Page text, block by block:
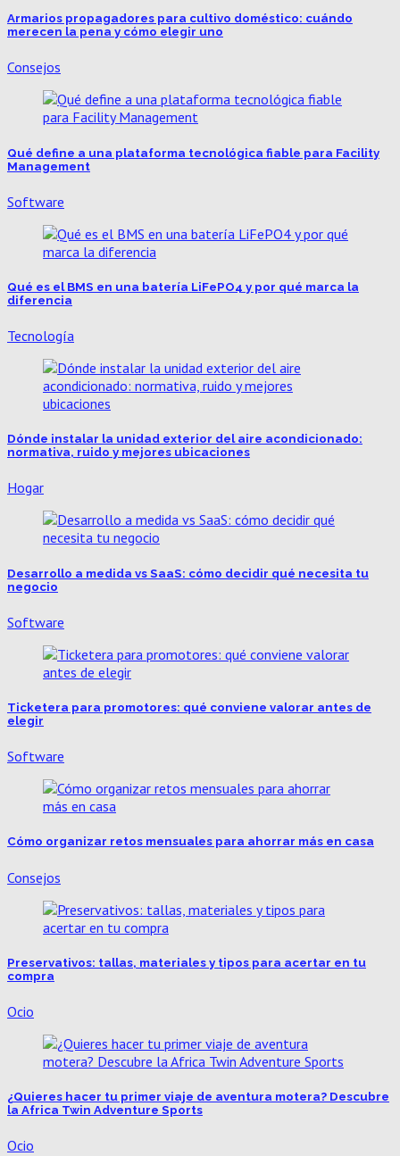
Armarios propagadores para cultivo doméstico: cuándo
merecen la pena y cómo elegir uno
Consejos
Qué define a una plataforma tecnológica fiable para Facility
Management
Software
Qué es el BMS en una batería LiFePO4 y por qué marca la
diferencia
Tecnología
Dónde instalar la unidad exterior del aire acondicionado:
normativa, ruido y mejores ubicaciones
Hogar
Desarrollo a medida vs SaaS: cómo decidir qué necesita tu
negocio
Software
Ticketera para promotores: qué conviene valorar antes de
elegir
Software
Cómo organizar retos mensuales para ahorrar más en casa
Consejos
Preservativos: tallas, materiales y tipos para acertar en tu
compra
Ocio
¿Quieres hacer tu primer viaje de aventura motera? Descubre
la Africa Twin Adventure Sports
Ocio